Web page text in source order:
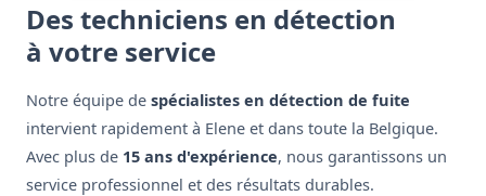
Des techniciens en détection
à votre service
Notre équipe de spécialistes en détection de fuite
intervient rapidement à Elene et dans toute la Belgique.
Avec plus de 15 ans d'expérience, nous garantissons un
service professionnel et des résultats durables.